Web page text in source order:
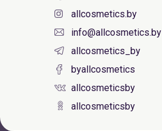
allcosmetics.by
info@allcosmetics.by
allcosmetics_by
byallcosmetics
allcosmeticsby
allcosmeticsby